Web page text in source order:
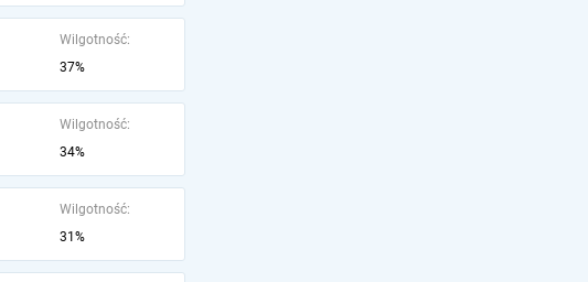
Wilgotność:
37%
Wilgotność:
34%
Wilgotność:
31%